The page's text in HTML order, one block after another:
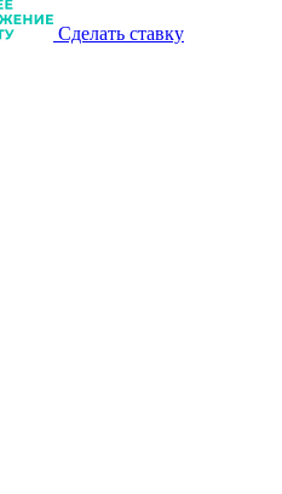
Сделать ставку